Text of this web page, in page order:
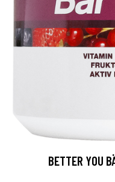
BETTER YOU